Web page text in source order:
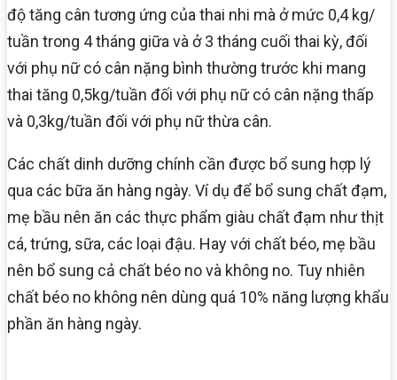
độ tăng cân tương ứng của thai nhi mà ở mức 0,4 kg/
tuần trong 4 tháng giữa và ở 3 tháng cuối thai kỳ, đối
với phụ nữ có cân nặng bình thường trước khi mang
thai tăng 0,5kg/tuần đối với phụ nữ có cân nặng thấp
và 0,3kg/tuần đối với phụ nữ thừa cân.
Các chất dinh dưỡng chính cần được bổ sung hợp lý
qua các bữa ăn hàng ngày. Ví dụ để bổ sung chất đạm,
mẹ bầu nên ăn các thực phẩm giàu chất đạm như thịt
cá, trứng, sữa, các loại đậu. Hay với chất béo, mẹ bầu
nên bổ sung cả chất béo no và không no. Tuy nhiên
chất béo no không nên dùng quá 10% năng lượng khẩu
phần ăn hàng ngày.